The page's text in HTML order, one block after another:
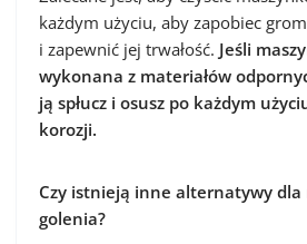
każdym użyciu, aby zapobiec
i zapewnić jej trwałość. Jeśli
wykonana z materiałów
ją spłucz i osusz po każdym
korozji.
Czy istnieją inne alternatywy dla
golenia?